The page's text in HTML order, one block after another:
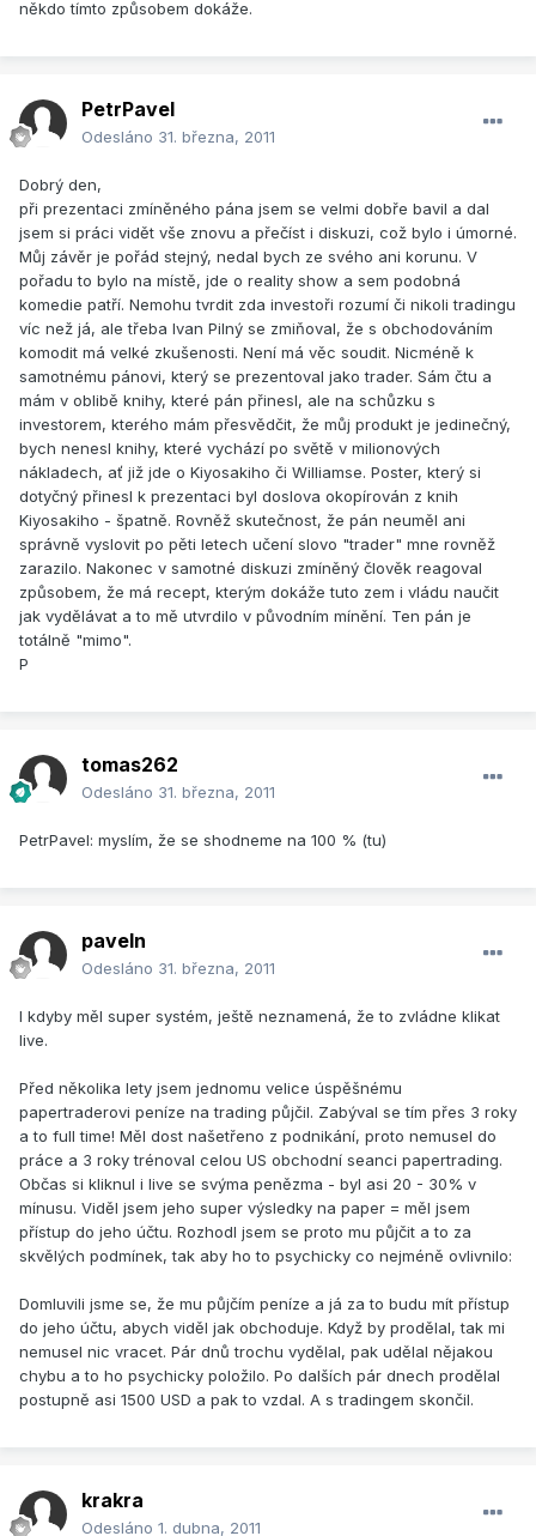
někdo tímto způsobem dokáže.
PetrPavel
Odesláno 31. března, 2011
Dobrý den,
při prezentaci zmíněného pána jsem se velmi dobře bavil a dal
jsem si práci vidět vše znovu a přečíst i diskuzi, což bylo i úmorné.
Můj závěr je pořád stejný, nedal bych ze svého ani korunu. V
pořadu to bylo na místě, jde o reality show a sem podobná
komedie patří. Nemohu tvrdit zda investoři rozumí či nikoli tradingu
víc než já, ale třeba Ivan Pilný se zmiňoval, že s obchodováním
komodit má velké zkušenosti. Není má věc soudit. Nicméně k
samotnému pánovi, který se prezentoval jako trader. Sám čtu a
mám v oblibě knihy, které pán přinesl, ale na schůzku s
investorem, kterého mám přesvědčit, že můj produkt je jedinečný,
bych nenesl knihy, které vychází po světě v milionových
nákladech, ať již jde o Kiyosakiho či Williamse. Poster, který si
dotyčný přinesl k prezentaci byl doslova okopírován z knih
Kiyosakiho - špatně. Rovněž skutečnost, že pán neuměl ani
správně vyslovit po pěti letech učení slovo "trader" mne rovněž
zarazilo. Nakonec v samotné diskuzi zmíněný člověk reagoval
způsobem, že má recept, kterým dokáže tuto zem i vládu naučit
jak vydělávat a to mě utvrdilo v původním mínění. Ten pán je
totálně "mimo".
P
tomas262
Odesláno 31. března, 2011
PetrPavel: myslím, že se shodneme na 100 % (tu)
paveln
Odesláno 31. března, 2011
I kdyby měl super systém, ještě neznamená, že to zvládne klikat
live.
Před několika lety jsem jednomu velice úspěšnému
papertraderovi peníze na trading půjčil. Zabýval se tím přes 3 roky
a to full time! Měl dost našetřeno z podnikání, proto nemusel do
práce a 3 roky trénoval celou US obchodní seanci papertrading.
Občas si kliknul i live se svýma penězma - byl asi 20 - 30% v
mínusu. Viděl jsem jeho super výsledky na paper = měl jsem
přístup do jeho účtu. Rozhodl jsem se proto mu půjčit a to za
skvělých podmínek, tak aby ho to psychicky co nejméně ovlivnilo:
Domluvili jsme se, že mu půjčím peníze a já za to budu mít přístup
do jeho účtu, abych viděl jak obchoduje. Když by prodělal, tak mi
nemusel nic vracet. Pár dnů trochu vydělal, pak udělal nějakou
chybu a to ho psychicky položilo. Po dalších pár dnech prodělal
postupně asi 1500 USD a pak to vzdal. A s tradingem skončil.
krakra
Odesláno 1. dubna, 2011